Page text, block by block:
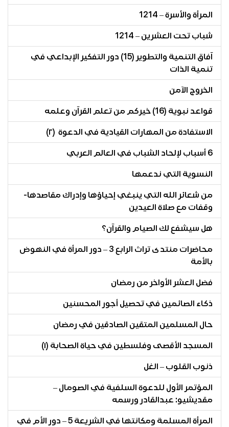
المرأة والأسرة – 1214
شباب تحت العشرين – 1214
آفاق التنمية والتطوير (15) دور التفكير الإبداعي في
تنمية الذات
الخروج الآمن
قواعد نبوية (16) خيركم من تعلم القرآن وعلمه
الاستفادة من المهارات القيادية في الدعوة (٢)
6 أسباب لإلحاد الشباب في العالم العربي
النسوية التي ندعمها
من شعائر الله التي ينبغي إحياؤها وإدراك مقاصدها-
وقفات مع صلاة العيدين
هل سيشفع لك الصيام والقرآن؟
محاضرات منتدى تراث الرابع 3 – دور المرأة في النهوض
بالأمة
فضل العشر الأواخر من رمضان
ذكاء الصائمين في تحصيل أجور المحسنين
حال المسلمين المتقين الصادقين في رمضان
المسجد الأقصى وفلسطين في حياة الصحابة (١)
ذنوب القلوب – الغل
المؤتمر الأول للدعوة السلفية في الصومال –
مقديشيو: عبدالقادر ورسمه
المرأة المسلمة ومكانتها في الشريعة 5 – دور الأم في